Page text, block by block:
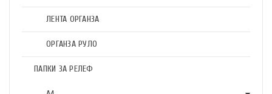
ЛЕНТА ОРГАНЗА
ОРГАНЗА РУЛО
ПАПКИ ЗА РЕЛЕФ